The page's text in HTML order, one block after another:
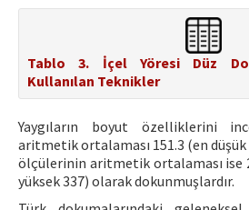
Tablo 3. İçel Yöresi Düz
Kullanılan Teknikler
Yaygıların boyut özelliklerini
aritmetik ortalaması 151.3 (en düşük
ölçülerinin aritmetik ortalaması ise
yüksek 337) olarak dokunmuşlardır.